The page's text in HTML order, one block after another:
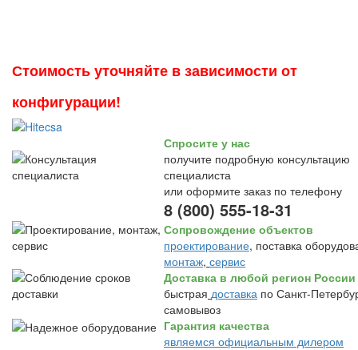
Стоимость уточняйте в зависимости от
конфигурации!
Спросите у нас
получите подробную консультацию
специалиста
или оформите заказ по телефону
8 (800) 555-18-31
Сопровождение объектов
проектирование, поставка
монтаж, сервис
Доставка в любой регион России
быстрая доставка по Санкт-
самовывоз
Гарантия качества
являемся официальным дилером